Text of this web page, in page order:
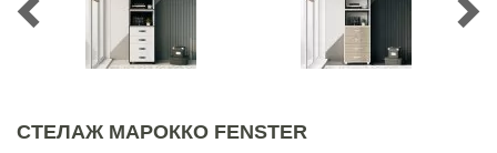
СТЕЛАЖ МАРОККО FENSTER